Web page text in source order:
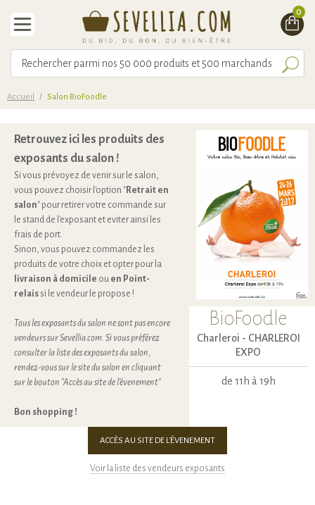
0
Accueil / Salon BioFoodle
Retrouvez ici les produits des
exposants du salon !
Si vous prévoyez de venir sur le salon,
vous pouvez choisir l'option "Retrait en
salon" pour retirer votre commande sur
le stand de l'exposant et eviter ainsi les
frais de port.
Sinon, vous pouvez commandez les
produits de votre choix et opter pour la
livraison à domicile ou en Point-
relais si le vendeur le propose !
Tous les exposants du salon ne sont pas encore
vendeurs sur Sevellia.com. Si vous préférez
consulter la liste des exposants du salon,
rendez-vous sur le site du salon en cliquant
sur le bouton "Accès au site de l'évenement"
Bon shopping !
BioFoodle
Charleroi - CHARLEROI
EXPO
de 11h à 19h
ACCÈS AU SITE DE L'ÉVENEMENT
Voir la liste des vendeurs exposants